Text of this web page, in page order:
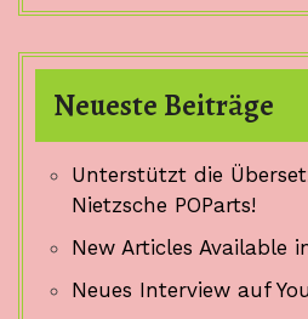
Neueste Beiträge
Unterstützt die
Nietzsche POParts!
New Articles Available
Neues Interview auf